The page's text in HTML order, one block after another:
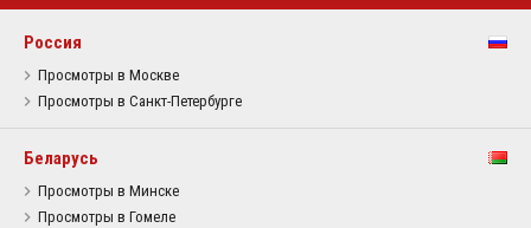
Россия
Просмотры в Москве
Просмотры в Санкт-Петербурге
Беларусь
Просмотры в Минске
Просмотры в Гомеле